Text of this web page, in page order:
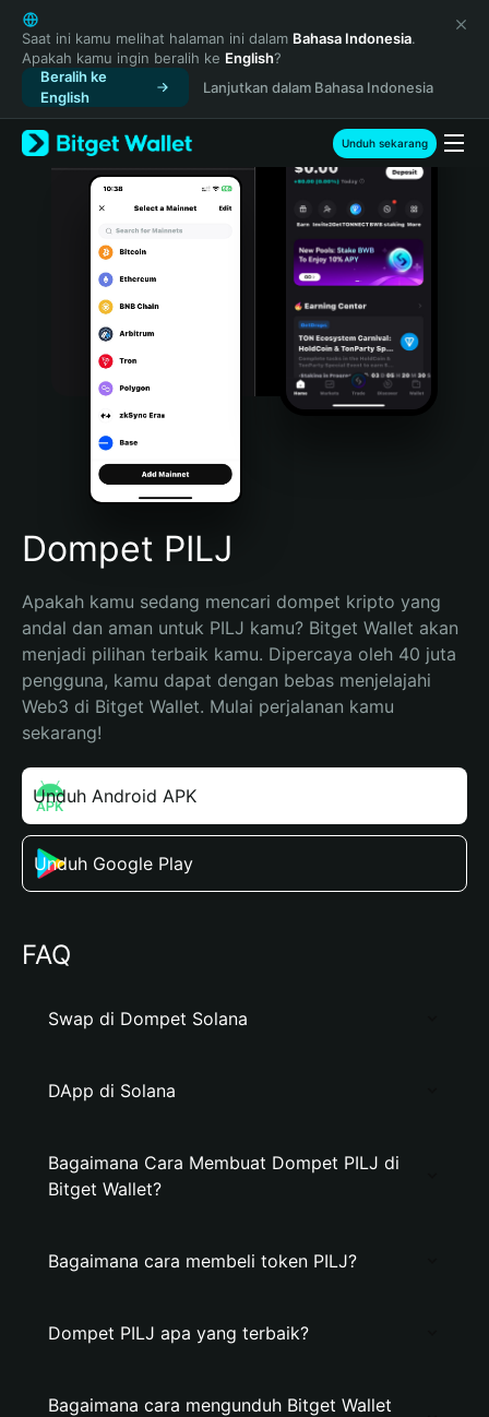
English
日本語
Tiếng Việt
Русский
Español (Latinoamérica)
Türkçe
Italiano
Português (Portugal)
Bahasa Indonesia
Português (Brasil)
Español (Argentina)
Saat ini kamu melihat halaman ini dalam Bahasa Indonesia.
Apakah kamu ingin beralih ke English?
Beralih ke
English
Lanjutkan dalam Bahasa Indonesia
Unduh sekarang
Dompet PILJ
Apakah kamu sedang mencari dompet kripto yang
andal dan aman untuk PILJ kamu? Bitget Wallet akan
menjadi pilihan terbaik kamu. Dipercaya oleh 40 juta
pengguna, kamu dapat dengan bebas menjelajahi
Web3 di Bitget Wallet. Mulai perjalanan kamu
sekarang!
Unduh Android APK
Unduh Google Play
FAQ
Swap di Dompet Solana
DApp di Solana
Bagaimana Cara Membuat Dompet PILJ di
Bitget Wallet?
Bagaimana cara membeli token PILJ?
Dompet PILJ apa yang terbaik?
Bagaimana cara mengunduh Bitget Wallet